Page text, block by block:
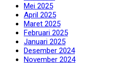
D
edukatif.
seleksi dan berhak
Anda. Tulisan yang
hoaks, hujatan, ujaran kebencian,
dan menghina kepercayaan/
Pertanggungjawaban semua
Mei 2025
April 2025
Maret 2025
Februari 2025
Januari 2025
Desember 2024
November 2024